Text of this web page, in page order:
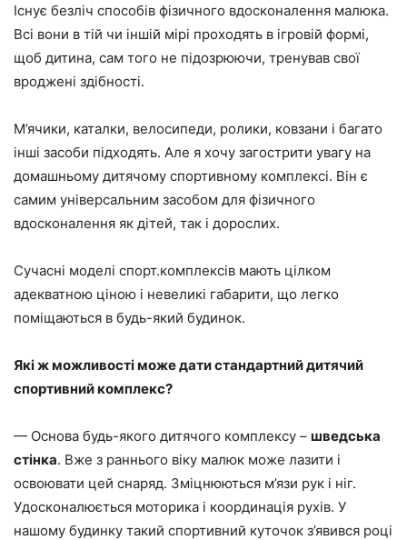
Існує безліч способів фізичного вдосконалення малюка.
Всі вони в тій чи іншій мірі проходять в ігровій формі,
щоб дитина, сам того не підозрюючи, тренував свої
вроджені здібності.
М’ячики, каталки, велосипеди, ролики, ковзани і багато
інші засоби підходять. Але я хочу загострити увагу на
домашньому дитячому спортивному комплексі. Він є
самим універсальним засобом для фізичного
вдосконалення як дітей, так і дорослих.
Сучасні моделі спорт.комплексів мають цілком
адекватною ціною і невеликі габарити, що легко
поміщаються в будь-який будинок.
Які ж можливості може дати стандартний дитячий
спортивний комплекс?
— Основа будь-якого дитячого комплексу – шведська
стінка. Вже з раннього віку малюк може лазити і
освоювати цей снаряд. Зміцнюються м’язи рук і ніг.
Удосконалюється моторика і координація рухів. У
нашому будинку такий спортивний куточок з’явився році